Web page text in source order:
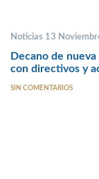
Noticias 13
Decano de
con directivos y
SIN COMENTARIOS